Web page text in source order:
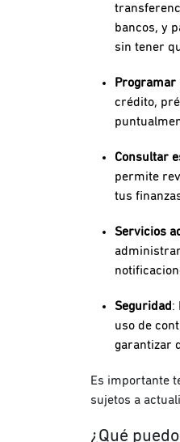
bancos, y
sin tener
Programar
crédito,
Consultar
permite
tus
Servicios
Seguridad:
uso de
garantizar
Es importante
sujetos a
¿Qué